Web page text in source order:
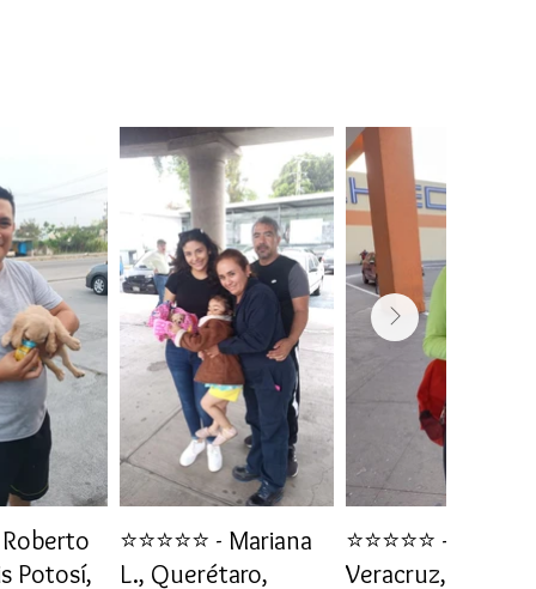
Roberto
Potosí,
⭐⭐⭐⭐⭐ - Mariana
L., Querétaro,
⭐⭐⭐⭐⭐ -
Veracruz,